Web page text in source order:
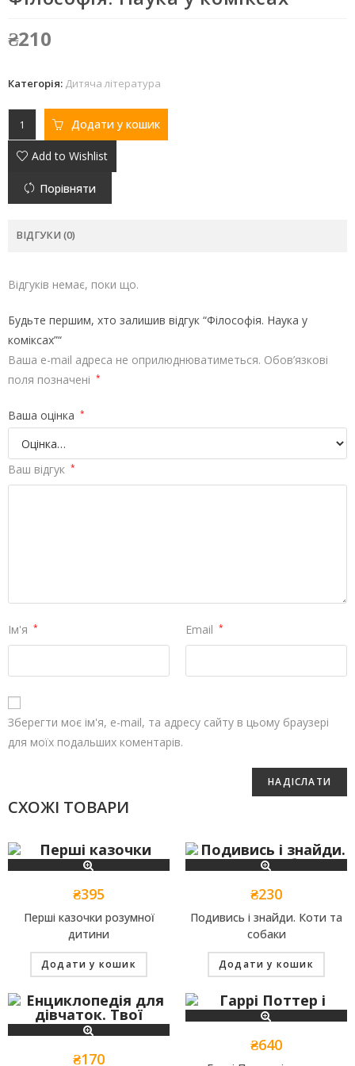
₴210
Категорія: Дитяча література
Додати у кошик
Add to Wishlist
Порівняти
ВІДГУКИ (0)
Відгуків немає, поки що.
Будьте першим, хто залишив відгук “Філософія. Наука у
коміксах”“
Ваша e-mail адреса не оприлюднюватиметься. Обов’язкові
поля позначені *
Ваша оцінка *
Ваш відгук *
Ім'я * Email *
Зберегти моє ім'я, e-mail, та адресу сайту в цьому браузері
для моїх подальших коментарів.
СХОЖІ ТОВАРИ
₴395
Перші казочки розумної
дитини
Додати у кошик
₴230
Подивись і знайди. Коти та
собаки
Додати у кошик
₴170
₴640